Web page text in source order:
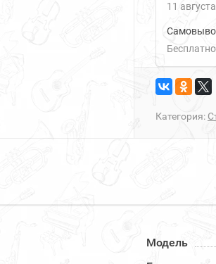
11
Бесплатно
Категория:
Модель